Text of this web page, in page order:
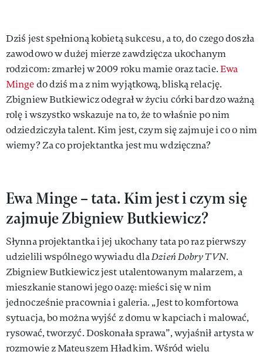
Dziś jest spełnioną kobietą sukcesu, a to, do czego doszła
zawodowo w dużej mierze zawdzięcza ukochanym
rodzicom: zmarłej w 2009 roku mamie oraz tacie.Ewa
Mingedo dziś ma z nim wyjątkową, bliską relację.
Zbigniew Butkiewicz odegrał w życiu córki bardzo ważną
rolę i wszystko wskazuje na to, że to właśnie po nim
odziedziczyła talent. Kim jest, czym się zajmuje i co o nim
wiemy? Za co projektantka jest mu wdzięczna?
Ewa Minge – tata. Kim jest i czym się
zajmuje Zbigniew Butkiewicz?
Słynna projektantka i jej ukochany tata po raz pierwszy
udzielili wspólnego wywiadu dlaDzień Dobry TVN.
Zbigniew Butkiewicz jest utalentowanym malarzem, a
mieszkanie stanowi jego oazę: mieści się w nim
jednocześnie pracownia i galeria. „Jest to komfortowa
sytuacja, bo można wyjść z domu w kapciach i malować,
rysować, tworzyć. Doskonała sprawa”, wyjaśnił artysta w
rozmowie z Mateuszem Hładkim. Wśród wielu